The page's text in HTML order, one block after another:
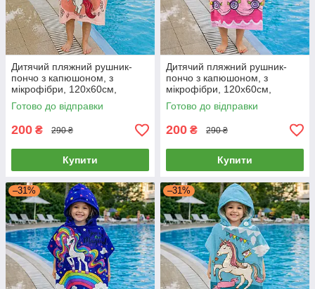
Дитячий пляжний рушник-
пончо з капюшоном, з
мікрофібри, 120х60см,
персиковий колір, єдиноріг
Готово до відправки
200 ₴ 290 ₴
Купити
Дитячий пляжний рушник-
пончо з капюшоном, з
мікрофібри, 120х60см,
принцеса
Готово до відправки
200 ₴ 290 ₴
Купити
–31% –31%